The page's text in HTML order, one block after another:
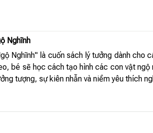
Nghĩnh
Nghĩnh" là cuốn sách lý tưởng dành cho
bé sẽ học cách tạo hình các con vật
tượng, sự kiên nhẫn và niềm yêu thích